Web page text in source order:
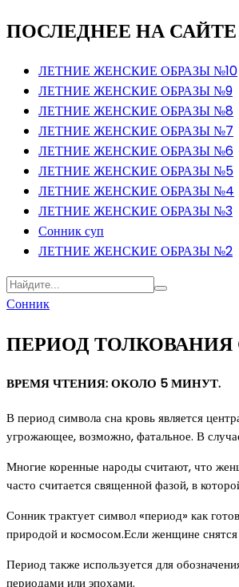
ПОСЛЕДНЕЕ НА САЙТЕ
ЛЕТНИЕ ЖЕНСКИЕ ОБРАЗЫ №10
ЛЕТНИЕ ЖЕНСКИЕ ОБРАЗЫ №9
ЛЕТНИЕ ЖЕНСКИЕ ОБРАЗЫ №8
ЛЕТНИЕ ЖЕНСКИЕ ОБРАЗЫ №7
ЛЕТНИЕ ЖЕНСКИЕ ОБРАЗЫ №6
ЛЕТНИЕ ЖЕНСКИЕ ОБРАЗЫ №5
ЛЕТНИЕ ЖЕНСКИЕ ОБРАЗЫ №4
ЛЕТНИЕ ЖЕНСКИЕ ОБРАЗЫ №3
Сонник суп
ЛЕТНИЕ ЖЕНСКИЕ ОБРАЗЫ №2
Сонник
ПЕРИОД ТОЛКОВАНИЯ
ВРЕМЯ ЧТЕНИЯ: ОКОЛО 5 МИНУТ.
В период символа сна кровь является
угрожающее, возможно, фатальное. В
Многие коренные народы считают, что
часто считается священной фазой, в
Сонник трактует символ «период» как
природой и космосом.Если женщине
Период также используется для
периодами или эпохами.